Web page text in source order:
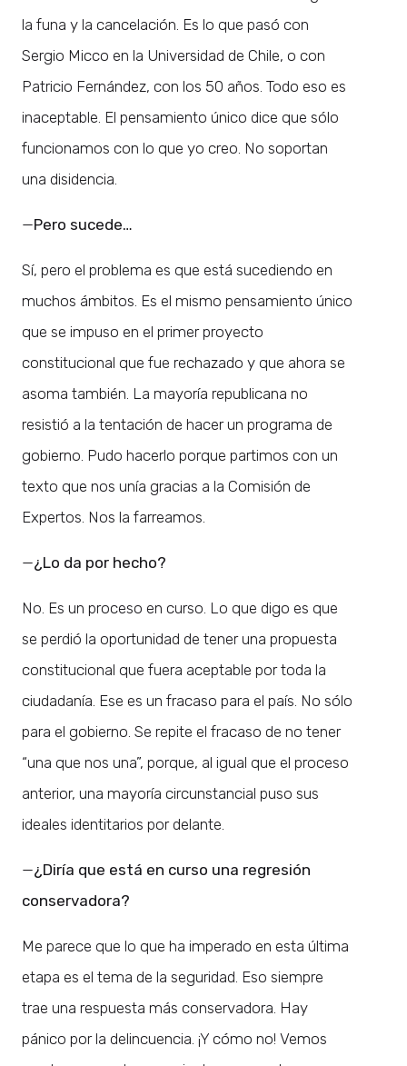
la funa y la cancelación. Es lo que pasó con
Sergio Micco en la Universidad de Chile, o con
Patricio Fernández, con los 50 años. Todo eso es
inaceptable. El pensamiento único dice que sólo
funcionamos con lo que yo creo. No soportan
una disidencia.
—Pero sucede…
Sí, pero el problema es que está sucediendo en
muchos ámbitos. Es el mismo pensamiento único
que se impuso en el primer proyecto
constitucional que fue rechazado y que ahora se
asoma también. La mayoría republicana no
resistió a la tentación de hacer un programa de
gobierno. Pudo hacerlo porque partimos con un
texto que nos unía gracias a la Comisión de
Expertos. Nos la farreamos.
—¿Lo da por hecho?
No. Es un proceso en curso. Lo que digo es que
se perdió la oportunidad de tener una propuesta
constitucional que fuera aceptable por toda la
ciudadanía. Ese es un fracaso para el país. No sólo
para el gobierno. Se repite el fracaso de no tener
“una que nos una”, porque, al igual que el proceso
anterior, una mayoría circunstancial puso sus
ideales identitarios por delante.
—¿Diría que está en curso una regresión
conservadora?
Me parece que lo que ha imperado en esta última
etapa es el tema de la seguridad. Eso siempre
trae una respuesta más conservadora. Hay
pánico por la delincuencia. ¡Y cómo no! Vemos